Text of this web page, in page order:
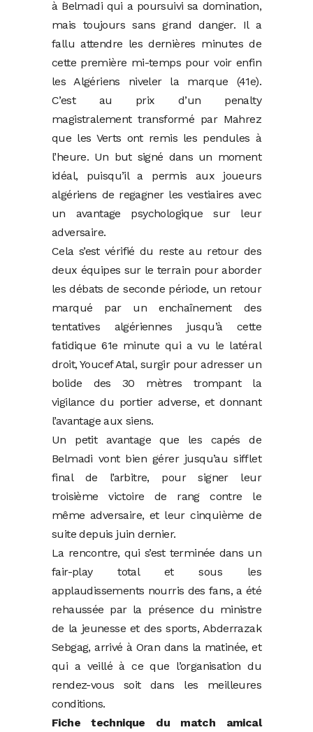
à Belmadi qui a poursuivi sa domination,
mais toujours sans grand danger. Il a
fallu attendre les dernières minutes de
cette première mi-temps pour voir enfin
les Algériens niveler la marque (41e).
C’est au prix d’un penalty
magistralement transformé par Mahrez
que les Verts ont remis les pendules à
l’heure. Un but signé dans un moment
idéal, puisqu’il a permis aux joueurs
algériens de regagner les vestiaires avec
un avantage psychologique sur leur
adversaire.
Cela s’est vérifié du reste au retour des
deux équipes sur le terrain pour aborder
les débats de seconde période, un retour
marqué par un enchaînement des
tentatives algériennes jusqu’à cette
fatidique 61e minute qui a vu le latéral
droit, Youcef Atal, surgir pour adresser un
bolide des 30 mètres trompant la
vigilance du portier adverse, et donnant
l’avantage aux siens.
Un petit avantage que les capés de
Belmadi vont bien gérer jusqu’au sifflet
final de l’arbitre, pour signer leur
troisième victoire de rang contre le
même adversaire, et leur cinquième de
suite depuis juin dernier.
La rencontre, qui s’est terminée dans un
fair-play total et sous les
applaudissements nourris des fans, a été
rehaussée par la présence du ministre
de la jeunesse et des sports, Abderrazak
Sebgag, arrivé à Oran dans la matinée, et
qui a veillé à ce que l’organisation du
rendez-vous soit dans les meilleures
conditions.
Fiche technique du match amical